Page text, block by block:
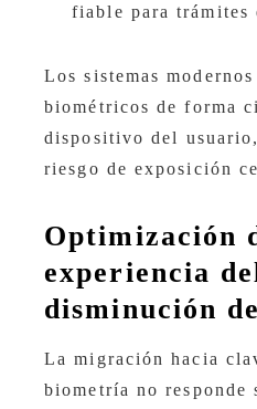
fiable para trámites
Los sistemas
biométricos de forma
dispositivo del
riesgo de exposición
Optimización
experiencia
disminución
La migración hacia
biometría no responde